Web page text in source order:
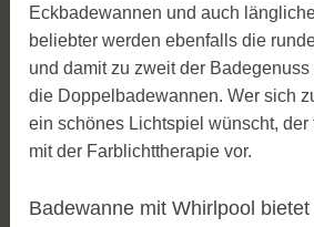
Eckbadewannen und auch
beliebter werden ebenfalls die
und damit zu zweit der
die Doppelbadewannen. Wer sich
ein schönes Lichtspiel wünscht,
mit der Farblichttherapie vor.
Badewanne mit Whirlpool